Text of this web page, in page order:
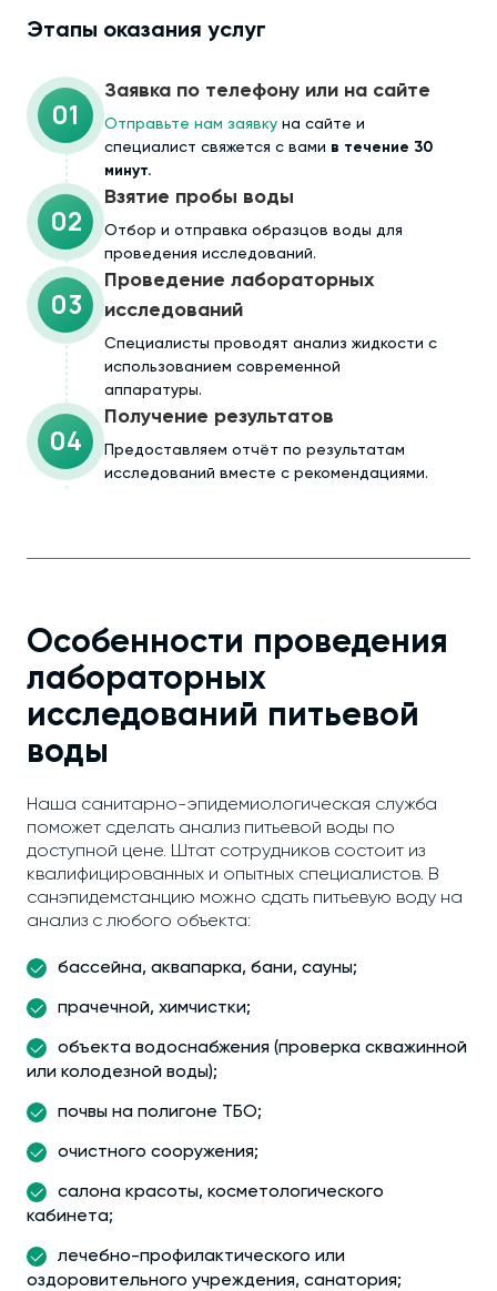
Этапы оказания услуг
01
Заявка по телефону или на сайте
Отправьте нам заявку на сайте и
специалист свяжется с вами в течение 30
минут.
02
Взятие пробы воды
Отбор и отправка образцов воды для
проведения исследований.
03
Проведение лабораторных
исследований
Специалисты проводят анализ жидкости с
использованием современной
аппаратуры.
04
Получение результатов
Предоставляем отчёт по результатам
исследований вместе с рекомендациями.
Особенности проведения
лабораторных
исследований питьевой
воды
Наша санитарно-эпидемиологическая служба
поможет сделать анализ питьевой воды по
доступной цене. Штат сотрудников состоит из
квалифицированных и опытных специалистов. В
санэпидемстанцию можно сдать питьевую воду на
анализ с любого объекта:
бассейна, аквапарка, бани, сауны;
прачечной, химчистки;
объекта водоснабжения (проверка скважинной
или колодезной воды);
почвы на полигоне ТБО;
очистного сооружения;
салона красоты, косметологического
кабинета;
лечебно-профилактического или
оздоровительного учреждения, санатория;